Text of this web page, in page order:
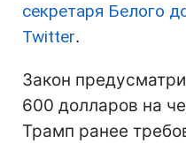
секретаря Белого
Twitter.
Закон
600 долларов на
Трамп ранее